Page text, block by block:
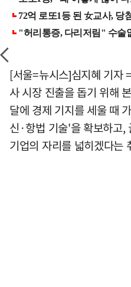
[서울=뉴시스]심지혜 기자
사 시장 진출을 돕기 위해
달에 경제 기지를 세울 때
신·항법 기술'을 확보하고,
기업의 자리를 넓히겠다는